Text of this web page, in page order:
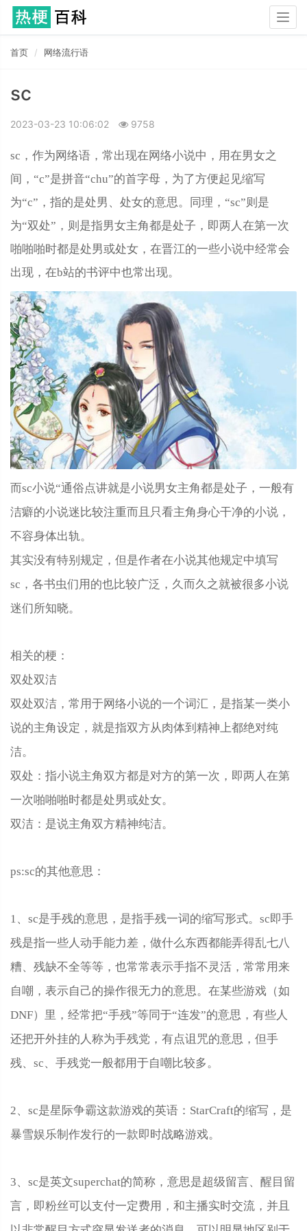
首页 网络流行语
sc
2023-03-23 10:06:02 9758
sc，作为网络语，常出现在网络小说中，用在男女之
间，“c”是拼音“chu”的首字母，为了方便起见缩写
为“c”，指的是处男、处女的意思。同理，“sc”则是
为“双处”，则是指男女主角都是处子，即两人在第一次
啪啪啪时都是处男或处女，在晋江的一些小说中经常会
出现，在b站的书评中也常出现。
而sc小说“通俗点讲就是小说男女主角都是处子，一般有
洁癖的小说迷比较注重而且只看主角身心干净的小说，
不容身体出轨。
其实没有特别规定，但是作者在小说其他规定中填写
sc，各书虫们用的也比较广泛，久而久之就被很多小说
迷们所知晓。
相关的梗：
双处双洁
双处双洁，常用于网络小说的一个词汇，是指某一类小
说的主角设定，就是指双方从肉体到精神上都绝对纯
洁。
双处：指小说主角双方都是对方的第一次，即两人在第
一次啪啪啪时都是处男或处女。
双洁：是说主角双方精神纯洁。
ps:sc的其他意思：
1、sc是手残的意思，是指手残一词的缩写形式。sc即手
残是指一些人动手能力差，做什么东西都能弄得乱七八
糟、残缺不全等等，也常常表示手指不灵活，常常用来
自嘲，表示自己的操作很无力的意思。在某些游戏（如
DNF）里，经常把“手残”等同于“连发”的意思，有些人
还把开外挂的人称为手残党，有点诅咒的意思，但手
残、sc、手残党一般都用于自嘲比较多。
2、sc是星际争霸这款游戏的英语：StarCraft的缩写，是
暴雪娱乐制作发行的一款即时战略游戏。
3、sc是英文superchat的简称，意思是超级留言、醒目留
言，即粉丝可以支付一定费用，和主播实时交流，并且